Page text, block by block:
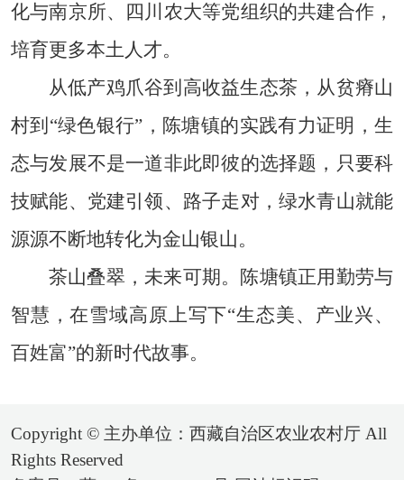
化与南京所、四川农大等党组织的共建合作，
培育更多本土人才。
从低产鸡爪谷到高收益生态茶，从贫瘠山
村到“绿色银行”，陈塘镇的实践有力证明，生
态与发展不是一道非此即彼的选择题，只要科
技赋能、党建引领、路子走对，绿水青山就能
源源不断地转化为金山银山。
茶山叠翠，未来可期。陈塘镇正用勤劳与
智慧，在雪域高原上写下“生态美、产业兴、
百姓富”的新时代故事。
Copyright © 主办单位：西藏自治区农业农村厅 All
Rights Reserved